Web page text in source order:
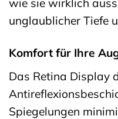
wie sie wirklich
unglaublicher Tiefe
Komfort für Ihre
Das Retina Display
Spiegelungen